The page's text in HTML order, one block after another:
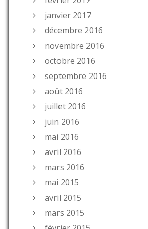
janvier 2017
décembre 2016
novembre 2016
octobre 2016
septembre 2016
août 2016
juillet 2016
juin 2016
mai 2016
avril 2016
mars 2016
mai 2015
avril 2015
mars 2015